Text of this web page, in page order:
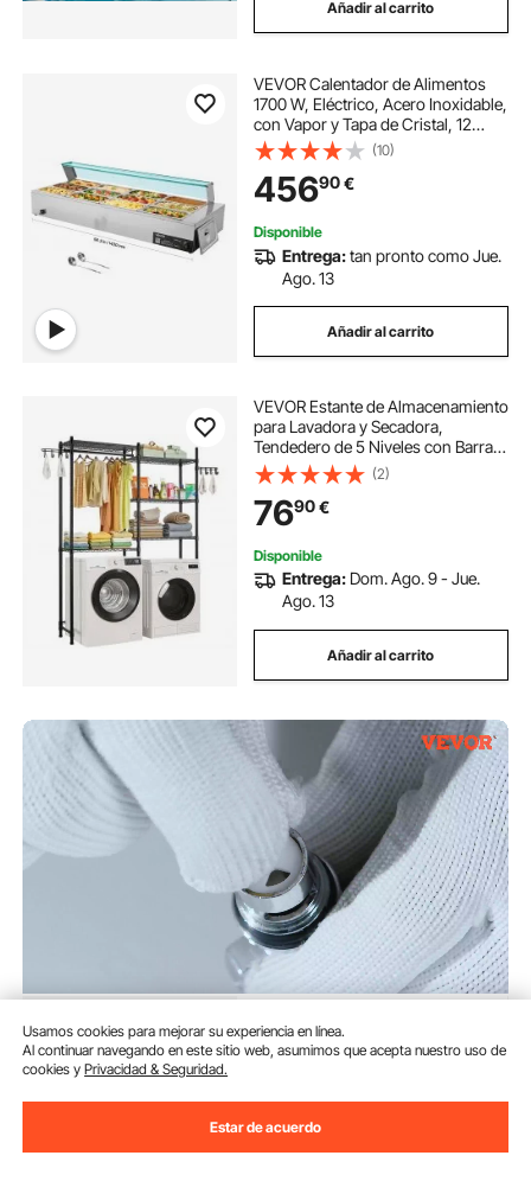
Añadir al carrito
VEVOR Calentador de Alimentos
1700 W, Eléctrico, Acero Inoxidable,
con Vapor y Tapa de Cristal, 12
Sartenes, para Buffet de Encimera,
Baño María con Cucharones para
Sopa y Perforados, 30–85 ℃
(10)
45690€
Disponible
Entrega:tan pronto como Jue.
Ago. 13
Añadir al carrito
VEVOR Estante de Almacenamiento
para Lavadora y Secadora,
Tendedero de 5 Niveles con Barra y
Ganchos, Estantes Ajustables de
dos Filas para Lavadora, Ahorra
Espacio para Lavadero, Color
Negro
(2)
7690€
Disponible
Entrega: Dom. Ago. 9 - Jue.
Ago. 13
Añadir al carrito
protector contra salpicaduras
Fregadero de pared o
Fregadero de acero inoxidable
sin fugas Lavabo empotrado
para restaurante Baño Inodoro
Cocina Bar
101
Usamos cookies para mejorar su experiencia en línea.
Al continuar navegando en este sitio web, asumimos que acepta nuestro uso de
cookies yPrivacidad & Seguridad.
Estar de acuerdo